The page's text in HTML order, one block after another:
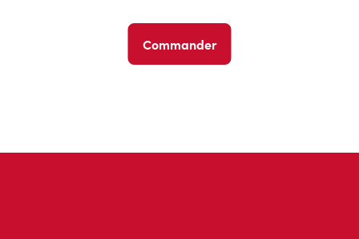
Commander